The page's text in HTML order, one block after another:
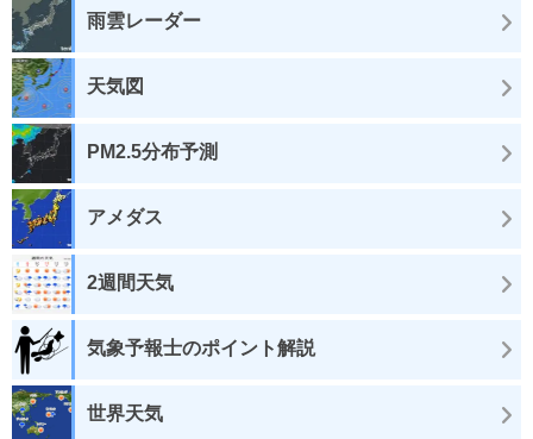
雨雲レーダー
天気図
PM2.5分布予測
アメダス
2週間天気
気象予報士のポイント解説
世界天気